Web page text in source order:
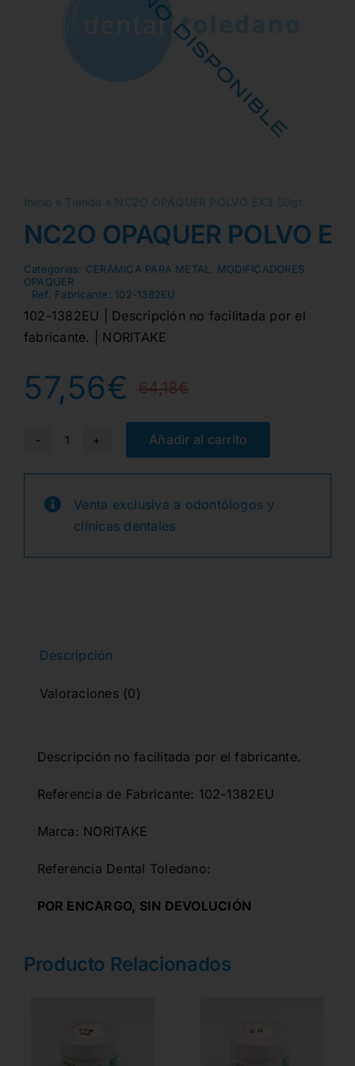
Inicio » Tienda » NC2O OPAQUER POLVO EX3 50gr.
NC2O OPAQUER POLVO
Categorias: CERÁMICA PARA METAL
MODIFICADORES
OPAQUER
Ref. Fabricante: 102-1382EU
102-1382EU | Descripción no facilitada por el
fabricante. | NORITAKE
64,18€El
precio
original
era:
64,18€.
57,56€
El
precio
actual
es:
57,56€.
NC2O
OPAQUER
EX3
50gr.
cantidad
Añadir al carrito
Venta exclusiva a odontólogos y
clínicas dentales
Descripción
Valoraciones (0)
Descripción no facilitada por el fabricante.
Referencia de Fabricante: 102-1382EU
Marca: NORITAKE
Referencia Dental Toledano:
POR ENCARGO, SIN DEVOLUCIÓN
Producto Relacionados